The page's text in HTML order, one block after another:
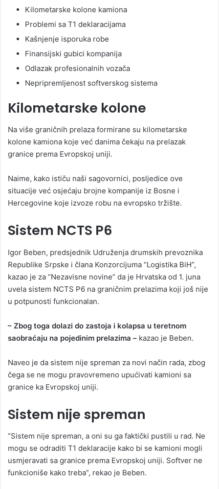
Kilometarske kolone kamiona
Problemi sa T1 deklaracijama
Kašnjenje isporuka robe
Finansijski gubici kompanija
Odlazak profesionalnih vozača
Nepripremljenost softverskog sistema
Kilometarske kolone
Na više graničnih prelaza formirane su kilometarske
kolone kamiona koje već danima čekaju na prelazak
granice prema Evropskoj uniji.
Naime, kako ističu naši sagovornici, posljedice ove
situacije već osjećaju brojne kompanije iz Bosne i
Hercegovine koje izvoze robu na evropsko tržište.
Sistem NCTS P6
Igor Beben, predsjednik Udruženja drumskih prevoznika
Republike Srpske i člana Konzorcijuma “Logistika BiH”,
kazao je za “Nezavisne novine” da je Hrvatska od 1. juna
uvela sistem NCTS P6 na graničnim prelazima koji još nije
u potpunosti funkcionalan.
– Zbog toga dolazi do zastoja i kolapsa u teretnom
saobraćaju na pojedinim prelazima – kazao je Beben.
Naveo je da sistem nije spreman za novi način rada, zbog
čega se ne mogu pravovremeno upućivati kamioni sa
granice ka Evropskoj uniji.
Sistem nije spreman
“Sistem nije spreman, a oni su ga faktički pustili u rad. Ne
mogu se odraditi T1 deklaracije kako bi se kamioni mogli
usmjeravati sa granice prema Evropskoj uniji. Softver ne
funkcioniše kako treba”, rekao je Beben.